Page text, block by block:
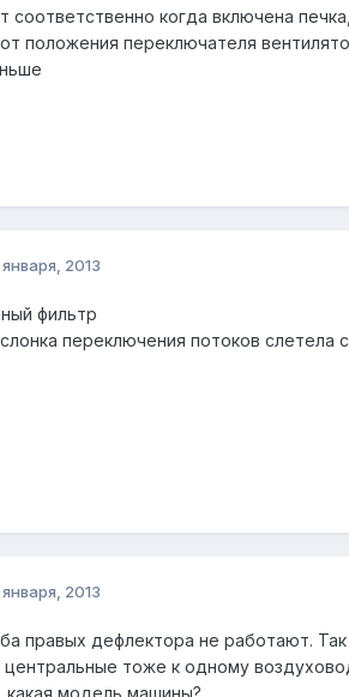
соответственно когда включена
положения переключателя
2013
фильтр
переключения потоков слетела
2013
правых дефлектора не работают.
тоже к одному
модель машины?